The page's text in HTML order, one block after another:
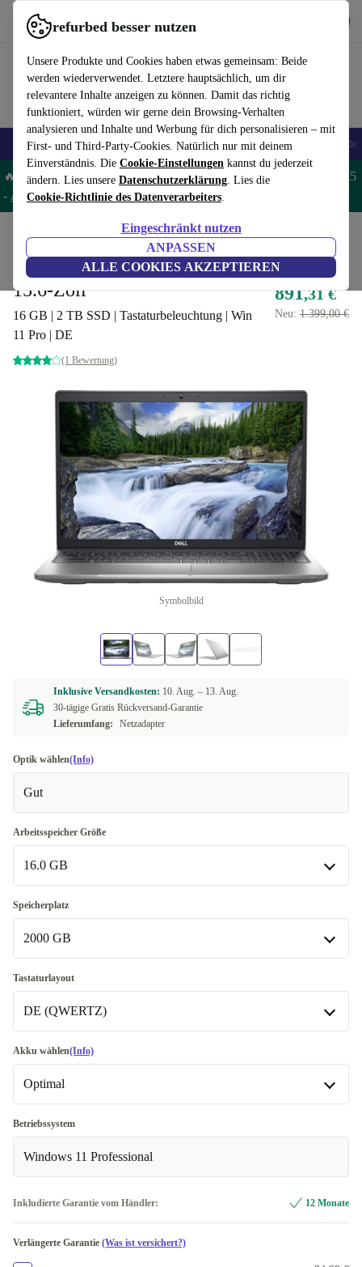
refurbed besser nutzen
Unsere Produkte und Cookies haben etwas gemeinsam: Beide
werden wiederverwendet. Letztere hauptsächlich, um dir
relevantere Inhalte anzeigen zu können. Damit das richtig
funktioniert, würden wir gerne dein Browsing-Verhalten
analysieren und Inhalte und Werbung für dich personalisieren – mit
First- und Third-Party-Cookies. Natürlich nur mit deinem
Einverständnis. Die Cookie-Einstellungen kannst du jederzeit
ändern. Lies unsere Datenschutzerklärung. Lies die
Cookie-Richtlinie des Datenverarbeiters.
Eingeschränkt nutzen
ANPASSEN
ALLE COOKIES AKZEPTIEREN
refurbed schnell und einfach nutzen
🎒 Back to school Handys Laptops Tablets Smartwatches Zubehör
🔥 Spare 5% EXTRA auf MacBooks und iPads – Code: MACPAD5
- AGB
Laptops Dell Laptops
Dell Latitude 5530 | i5-1235U |
15.6-Zoll
16 GB | 2 TB SSD | Tastaturbeleuchtung | Win
11 Pro | DE
(1 Bewertung)
891,31 €
Neu: 1.399,00 €
Symbolbild
Inklusive Versandkosten: 10. Aug. – 13. Aug.
30-tägige Gratis Rückversand-Garantie
Lieferumfang:
Netzadapter
Optik wählen(Info)
Gut
Arbeitsspeicher Größe
16.0 GB
8.0 GB
16.0 GB
32.0 GB
In anderen Kombinationen verfügbar
64.0 GB
Speicherplatz
2000 GB
2000 GB
In anderen Kombinationen verfügbar
256 GB
1000 GB
Tastaturlayout
DE (QWERTZ)
DE (QWERTZ)
In anderen Kombinationen verfügbar
IT (QWERTY)
UK (QWERTY)
Akku wählen(Info)
Optimal
Optimal
Neu
Betriebssystem
Windows 11 Professional
Inkludierte Garantie vom Händler: 12 Monate
Verlängerte Garantie (Was ist versichert?)